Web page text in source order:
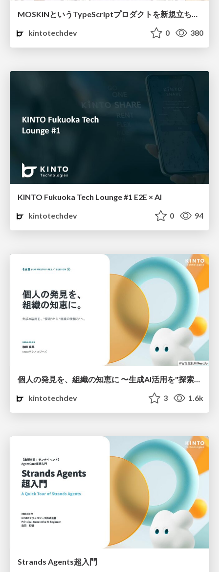
MOSKINというTypeScriptプロダクトを新規立ち上げする中で踏んだ地雷
kintotechdev
0 380
KINTO Fukuoka Tech Lounge #1 E2E × AI
kintotechdev
0 94
個人の発見を、組織の知恵に 〜生成AI活用を"探索"から"組織の仕組み"へ〜
kintotechdev
3 1.6k
Strands Agents超入門